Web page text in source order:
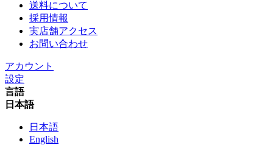
送料について
採用情報
実店舗アクセス
お問い合わせ
アカウント
設定
言語
日本語
日本語
English